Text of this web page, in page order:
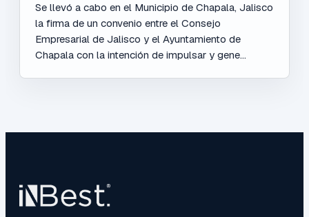
Se llevó a cabo en el Municipio de Chapala, Jalisco
la firma de un convenio entre el Consejo
Empresarial de Jalisco y el Ayuntamiento de
Chapala con la intención de impulsar y gene...